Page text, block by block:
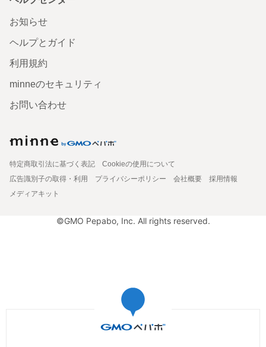
お知らせ
ヘルプとガイド
利用規約
minneのセキュリティ
お問い合わせ
特定商取引法に基づく表記
Cookieの使用について
広告識別子の取得・利用
プライバシーポリシー 会社概要
採用情報
メディアキット
©GMO Pepabo, Inc. All rights reserved.